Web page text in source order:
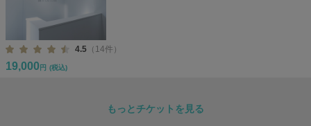
4.5 （14件）
19,000 円 (税込)
もっとチケットを見る